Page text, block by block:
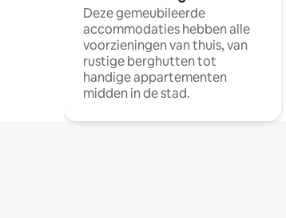
Deze gemeubileerde
accommodaties hebben alle
voorzieningen van thuis, van
rustige berghutten tot
handige appartementen
midden in de stad.